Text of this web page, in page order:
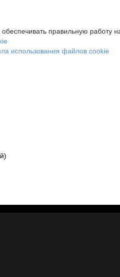
правильную работу
использования файлов cookie